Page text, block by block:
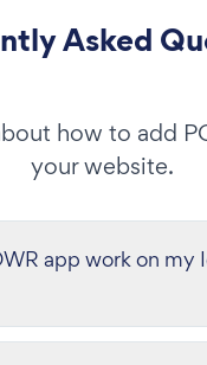
Asked
how to add
your website.
app work on my